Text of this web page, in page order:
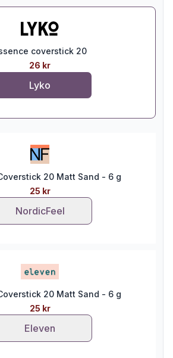
coverstick 20
26 kr
Lyko
20 Matt Sand - 6 g
25 kr
NordicFeel
20 Matt Sand - 6 g
25 kr
Eleven